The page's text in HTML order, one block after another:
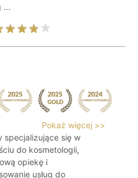
...
Pokaż więcej >>
specjalizujące się w
do kosmetologii,
opiekę i
usług do